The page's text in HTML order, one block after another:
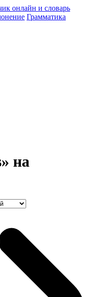
Грамматика
на